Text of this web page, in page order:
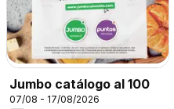
Jumbo catálogo al 100
07/08 - 17/08/2026